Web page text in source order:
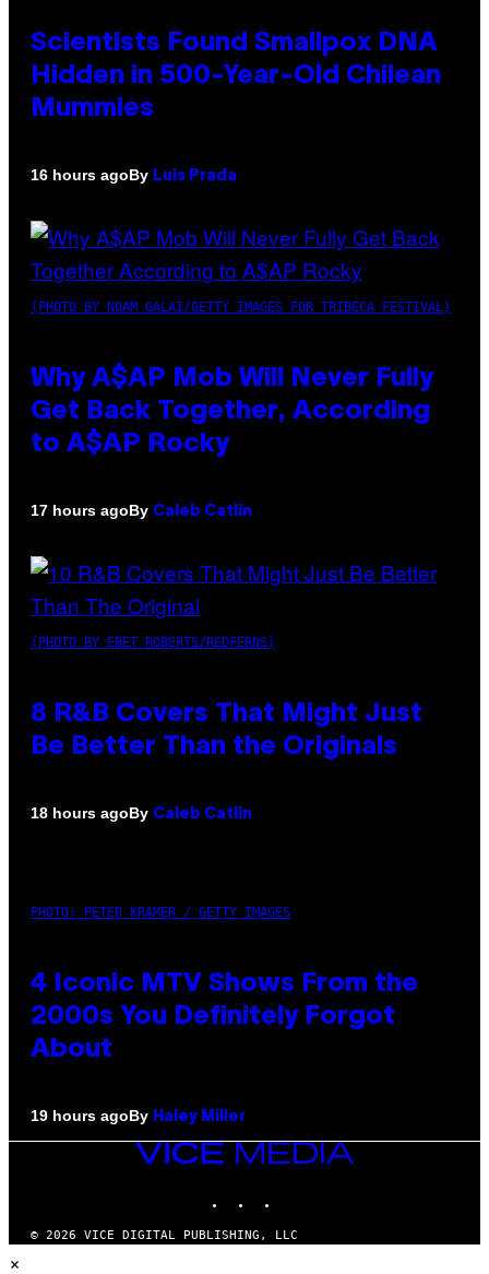
Scientists Found Smallpox DNA
Hidden in 500-Year-Old Chilean
Mummies
16 hours agoBy Luis Prada
(PHOTO BY NOAM GALAI/GETTY IMAGES FOR TRIBECA FESTIVAL)
Why A$AP Mob Will Never Fully
Get Back Together, According
to A$AP Rocky
17 hours agoBy Caleb Catlin
(PHOTO BY EBET ROBERTS/REDFERNS)
8 R&B Covers That Might Just
Be Better Than the Originals
18 hours agoBy Caleb Catlin
PHOTO: PETER KRAMER / GETTY IMAGES
4 Iconic MTV Shows From the
2000s You Definitely Forgot
About
19 hours agoBy Haley Miller
VICE
MEDIA
© 2026 VICE DIGITAL PUBLISHING, LLC
×